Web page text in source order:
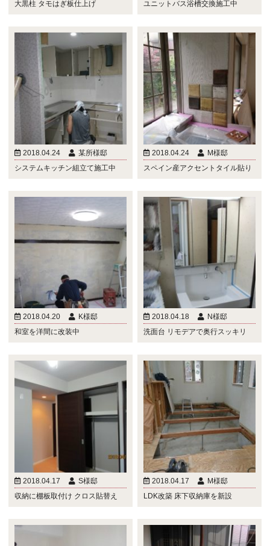
大黒柱 タモはぎ板仕上げ
ユニットバス浴槽交換施工中
2018.04.24
某所様邸
システムキッチン組立て施工中
2018.04.24
M様邸
スペイン産アクセントタイル貼り
2018.04.20
K様邸
和室を洋間に改装中
2018.04.18
N様邸
洗面台 リモデアで奥行スッキリ
2018.04.17
S様邸
収納に棚板取付け クロス貼替え
2018.04.17
M様邸
LDK改築 床下収納庫を新設